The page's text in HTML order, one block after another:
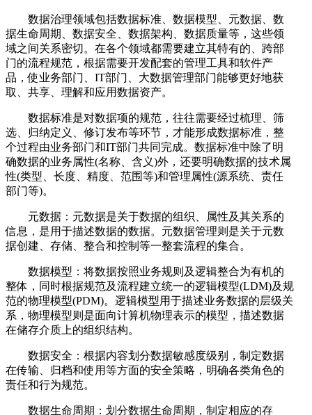
数据治理领域包括数据标准、数据模型、元数据、数
据生命周期、数据安全、数据架构、数据质量等，这些领
域之间关系密切。在各个领域都需要建立其特有的、跨部
门的流程规范，根据需要开发配套的管理工具和软件产
品，使业务部门、IT部门、大数据管理部门能够更好地获
取、共享、理解和应用数据资产。
数据标准是对数据项的规范，往往需要经过梳理、筛
选、归纳定义、修订发布等环节，才能形成数据标准，整
个过程由业务部门和IT部门共同完成。数据标准中除了明
确数据的业务属性(名称、含义)外，还要明确数据的技术属
性(类型、长度、精度、范围等)和管理属性(源系统、责任
部门等)。
元数据：元数据是关于数据的组织、属性及其关系的
信息，是用于描述数据的数据。元数据管理则是关于元数
据创建、存储、整合和控制等一整套流程的集合。
数据模型：将数据按照业务规则及逻辑整合为有机的
整体，同时根据规范及流程建立统一的逻辑模型(LDM)及规
范的物理模型(PDM)。逻辑模型用于描述业务数据的层级关
系，物理模型则是面向计算机物理表示的模型，描述数据
在储存介质上的组织结构。
数据安全：‍根据内容划分数据敏感度级别，制定数据
在传输、归档和使用等方面的安全策略，明确各类角色的
责任和行为规范。
数据生命周期：‍划分数据生命周期，制定相应的存